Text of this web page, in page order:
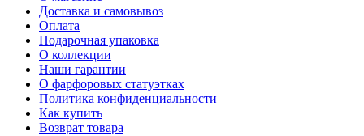
Доставка и самовывоз
Оплата
Подарочная упаковка
О коллекции
Наши гарантии
О фарфоровых статуэтках
Политика конфиденциальности
Как купить
Возврат товара